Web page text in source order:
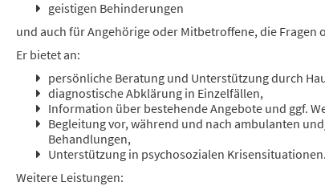
geistigen Behinderungen
und auch für Angehörige oder Mitbetroffene, die Fragen
Er bietet an:
persönliche Beratung und Unterstützung durch
diagnostische Abklärung in Einzelfällen,
Information über bestehende Angebote und ggf.
Begleitung vor, während und nach ambulanten
Behandlungen,
Unterstützung in psychosozialen Krisensituationen.
Weitere Leistungen: